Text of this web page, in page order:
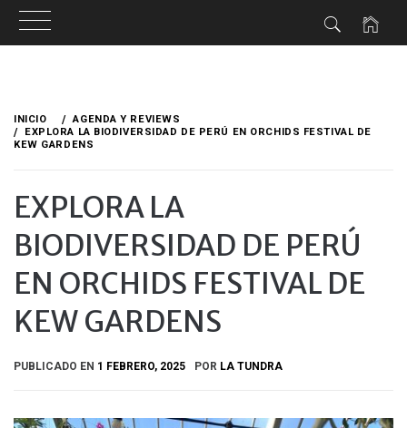
contenido
INICIO
AGENDA Y REVIEWS
EXPLORA LA BIODIVERSIDAD DE PERÚ EN ORCHIDS FESTIVAL DE
KEW GARDENS
EXPLORA LA
BIODIVERSIDAD DE PERÚ
EN ORCHIDS FESTIVAL DE
KEW GARDENS
PUBLICADO EN 1 FEBRERO, 2025 POR LA TUNDRA